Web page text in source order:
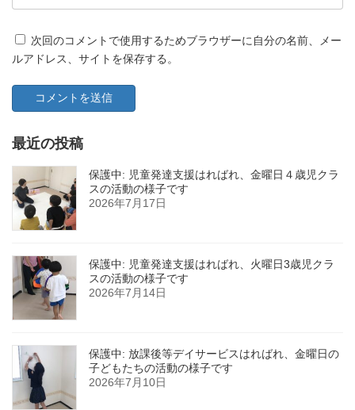
次回のコメントで使用するためブラウザーに自分の名前、メー
ルアドレス、サイトを保存する。
最近の投稿
保護中: 児童発達支援はればれ、金曜日４歳児クラ
スの活動の様子です
2026年7月17日
保護中: 児童発達支援はればれ、火曜日3歳児クラ
スの活動の様子です
2026年7月14日
保護中: 放課後等デイサービスはればれ、金曜日の
子どもたちの活動の様子です
2026年7月10日